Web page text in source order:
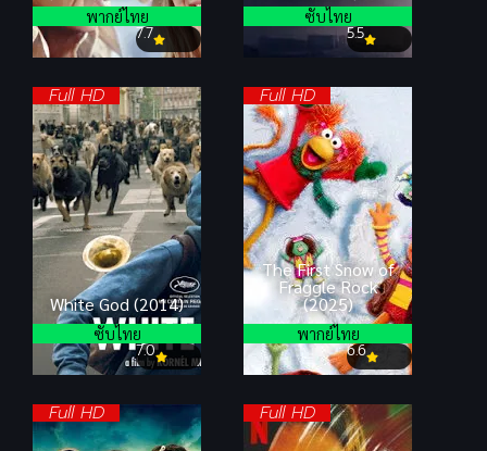
7.7
พากย์ไทย
5.5
ซับไทย
Full HD
White God (2014)
7.0
ซับไทย
Full HD
The First Snow of
Fraggle Rock
(2025)
6.6
พากย์ไทย
Full HD Full HD